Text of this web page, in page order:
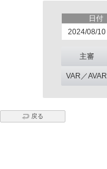
日付
2024/08/10
主審
VAR／AVAR
戻る